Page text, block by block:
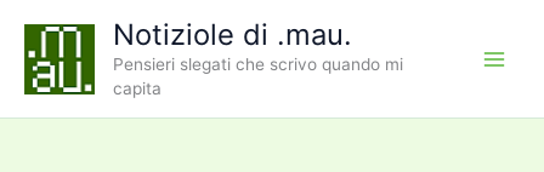
contenuto
Notiziole di .mau.
Pensieri slegati che scrivo quando mi
capita